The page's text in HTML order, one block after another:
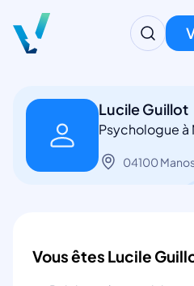
Lucile Guillot
Psychologue à
04100
Vous êtes Lucile